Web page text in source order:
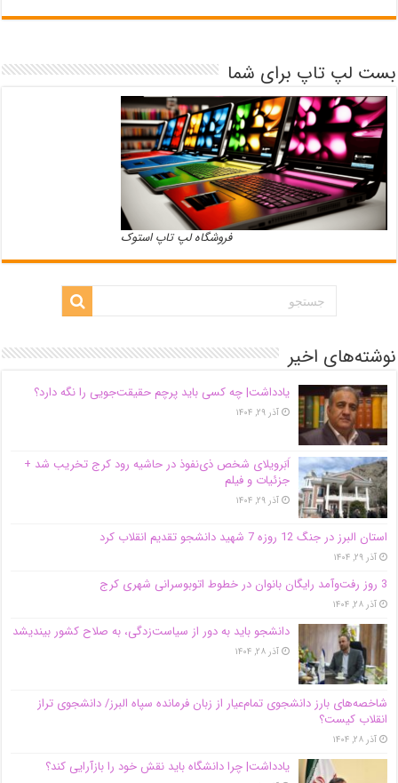
بست لپ تاپ برای شما
فروشگاه لپ تاپ استوک
نوشته‌های اخیر
یادداشت| ‌چه کسی باید پرچم حقیقت‌جویی را نگه دارد؟
آذر ۲۹, ۱۴۰۴
اَبَر‌ویلای شخص ذی‌نفوذ در حاشیه‌ رود کرج تخریب شد +
جزئیات و فیلم
آذر ۲۹, ۱۴۰۴
استان البرز در جنگ 12 روزه 7 شهید دانشجو تقدیم انقلاب کرد
آذر ۲۹, ۱۴۰۴
3 روز رفت‌وآمد رایگان بانوان در خطوط اتوبوسرانی شهری کرج
آذر ۲۸, ۱۴۰۴
دانشجو باید به دور از سیاست‌زدگی، به صلاح کشور بیندیشد
آذر ۲۸, ۱۴۰۴
شاخصه‌های بارز دانشجوی تمام‌عیار از زبان فرمانده سپاه البرز/ دانشجوی تراز
انقلاب کیست؟
آذر ۲۸, ۱۴۰۴
یادداشت| چرا دانشگاه باید نقش خود را بازآرایی کند؟